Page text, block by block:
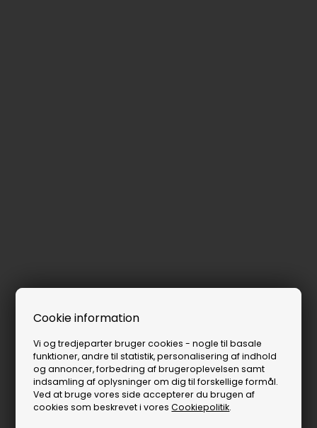
Cookie information
Vi og tredjeparter bruger cookies - nogle til basale
funktioner, andre til statistik, personalisering af indhold
og annoncer, forbedring af brugeroplevelsen samt
indsamling af oplysninger om dig til forskellige formål.
Ved at bruge vores side accepterer du brugen af
cookies som beskrevet i voresCookiepolitik.